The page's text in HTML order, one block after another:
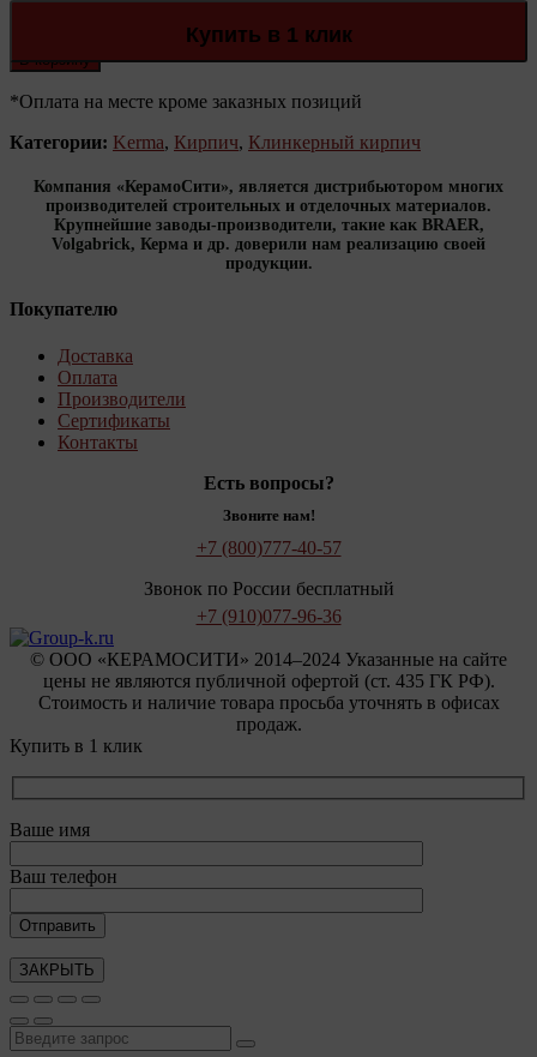
В корзину
Купить в 1 клик
*Оплата на месте кроме заказных позиций
Категории: Kerma, Кирпич, Клинкерный кирпич
Компания «КерамоСити», является дистрибьютором многих
производителей строительных и отделочных материалов.
Крупнейшие заводы-производители, такие как BRAER,
Volgabrick, Керма и др. доверили нам реализацию своей
продукции.
Покупателю
Доставка
Оплата
Производители
Сертификаты
Контакты
Есть вопросы?
Звоните нам!
+7 (800)777-40-57
Звонок по России бесплатный
+7 (910)077-96-36
© OOO «КЕРАМОСИТИ» 2014–2024 Указанные на сайте
цены не являются публичной офертой (ст. 435 ГК РФ).
Стоимость и наличие товара просьба уточнять в офисах
продаж.
Купить в 1 клик
Ваше имя
Ваш телефон
ЗАКРЫТЬ